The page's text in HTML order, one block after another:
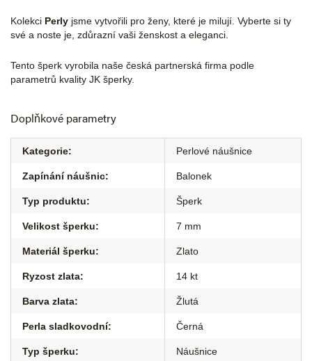
Kolekci Perly jsme vytvořili pro ženy, které je milují. Vyberte si ty
své a noste je, zdůrazní vaši ženskost a eleganci.
Tento šperk vyrobila naše česká partnerská firma podle
parametrů kvality JK šperky.
Doplňkové parametry
Kategorie: Perlové náušnice
Zapínání náušnic: Balonek
Typ produktu: Šperk
Velikost šperku: 7 mm
Materiál šperku: Zlato
Ryzost zlata: 14 kt
Barva zlata: Žlutá
Perla sladkovodní: Černá
Typ šperku: Náušnice